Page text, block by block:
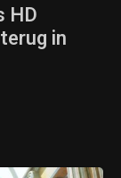
HD
in